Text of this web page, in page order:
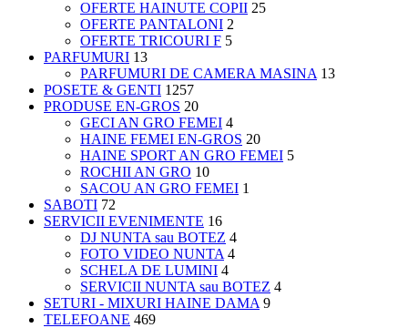
OFERTE HAINUTE COPII 25
OFERTE PANTALONI 2
OFERTE TRICOURI F 5
PARFUMURI 13
PARFUMURI DE CAMERA MASINA 13
POSETE & GENTI 1257
PRODUSE EN-GROS 20
GECI AN GRO FEMEI 4
HAINE FEMEI EN-GROS 20
HAINE SPORT AN GRO FEMEI 5
ROCHII AN GRO 10
SACOU AN GRO FEMEI 1
SABOTI 72
SERVICII EVENIMENTE 16
DJ NUNTA sau BOTEZ 4
FOTO VIDEO NUNTA 4
SCHELA DE LUMINI 4
SERVICII NUNTA sau BOTEZ 4
SETURI - MIXURI HAINE DAMA 9
TELEFOANE 469